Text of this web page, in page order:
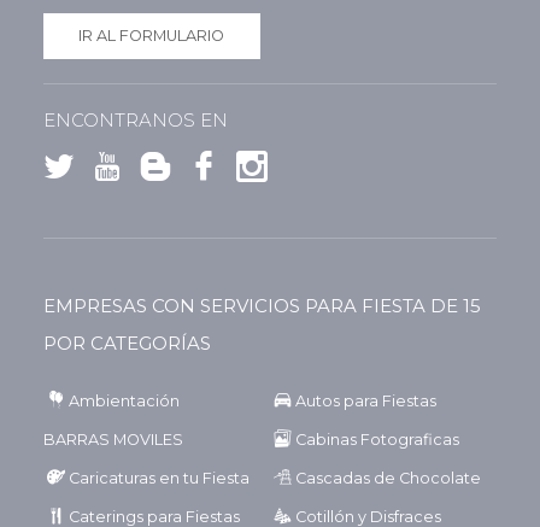
IR AL FORMULARIO
ENCONTRANOS EN
EMPRESAS CON SERVICIOS PARA FIESTA DE 15
POR CATEGORÍAS
Ambientación Autos para Fiestas
BARRAS MOVILES Cabinas Fotograficas
Caricaturas en tu Fiesta Cascadas de Chocolate
Caterings para Fiestas Cotillón y Disfraces